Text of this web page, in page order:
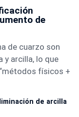
de
de cuarzo son
y arcilla, lo que
físicos +
de arcilla